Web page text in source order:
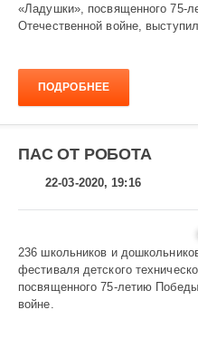
Культура
«Ладушки», посвященного 75-
Отечественной войне,
ПОДРОБНЕЕ
ПАС ОТ РОБОТА
22-03-2020, 19:16
Общество
1
236 школьников и
фестиваля детского
посвященного 75-летию
войне.